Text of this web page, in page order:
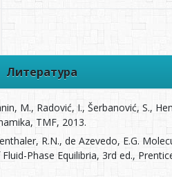
Литература
M., Radović, I., Šerbanović, S.,
TMF, 2013.
R.N., de Azevedo, E.G.
Phase Equilibria, 3rd ed.,